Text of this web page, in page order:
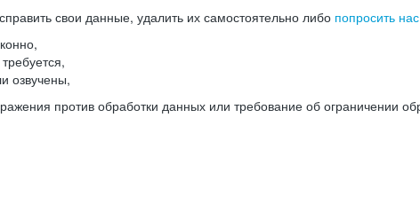
свои данные, удалить их самостоятельно либо попросить
озвучены,
против обработки данных или требование об ограничении